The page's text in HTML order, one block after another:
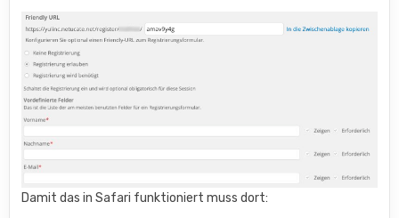
Damit das in Safari funktioniert muss dort: